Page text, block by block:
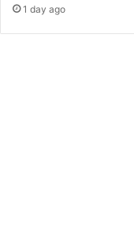
1 day ago